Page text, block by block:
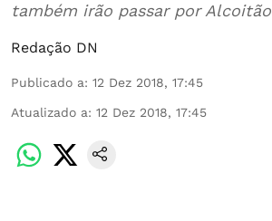
também irão passar por Alcoitão
Redação DN
Publicado a: 12 Dez 2018, 17:45
Atualizado a: 12 Dez 2018, 17:45